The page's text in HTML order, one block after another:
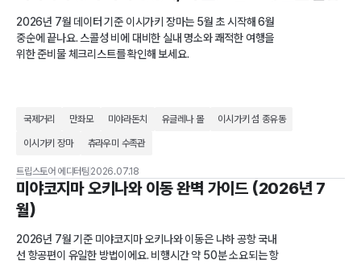
2026년 7월 데이터 기준 이시가키 장마는 5월 초 시작해 6월
중순에 끝나요. 스콜성 비에 대비한 실내 명소와 쾌적한 여행을
위한 준비물 체크리스트를 확인해 보세요.
국제거리 만좌모 미야라돈치 유글레나 몰 이시가키 섬 종유동
이시가키 장마 츄라우미 수족관
트립스토어 에디터팀 2026.07.18
미야코지마 오키나와 이동 완벽 가이드 (2026년 7
월)
2026년 7월 기준 미야코지마 오키나와 이동은 나하 공항 국내
선 항공편이 유일한 방법이에요. 비행시간 약 50분 소요되는 항